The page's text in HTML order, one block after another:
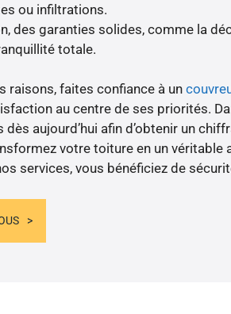
ou infiltrations.
des garanties solides, comme la
totale.
raisons, faites confiance à un
au centre de ses priorités.
aujourd’hui afin d’obtenir un
votre toiture en un véritable
services, vous bénéficiez de